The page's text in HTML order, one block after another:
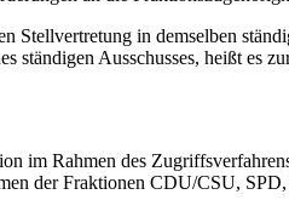
in demselben
ständigen Ausschusses, heißt es
im Rahmen des
der Fraktionen CDU/CSU,